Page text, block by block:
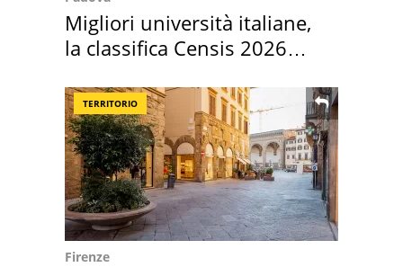
Migliori università italiane,
la classifica Censis 2026
TERRITORIO
Firenze